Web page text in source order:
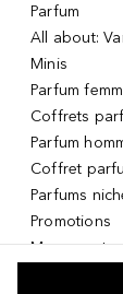
Parfum
All about:
Minis
Parfum
Coffrets
Parfum
Coffret
Parfums
Promotions
Masque et